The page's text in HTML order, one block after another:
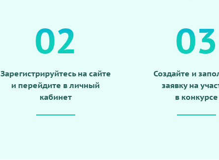
02
Зарегистрируйтесь на сайте
и перейдите в личный
кабинет
03
Создайте и
заявку на
в конкурсе